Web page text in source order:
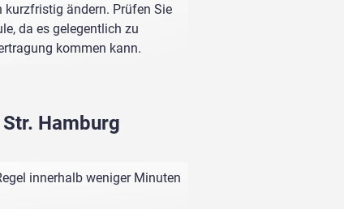
ändern. Prüfen Sie
da es gelegentlich zu
kommen kann.
Hamburg
innerhalb weniger Minuten